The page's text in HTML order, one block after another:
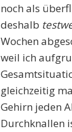
noch als
deshalb
Wochen
weil ich
gleichzeitig
Gehirn jeden
Durchknallen